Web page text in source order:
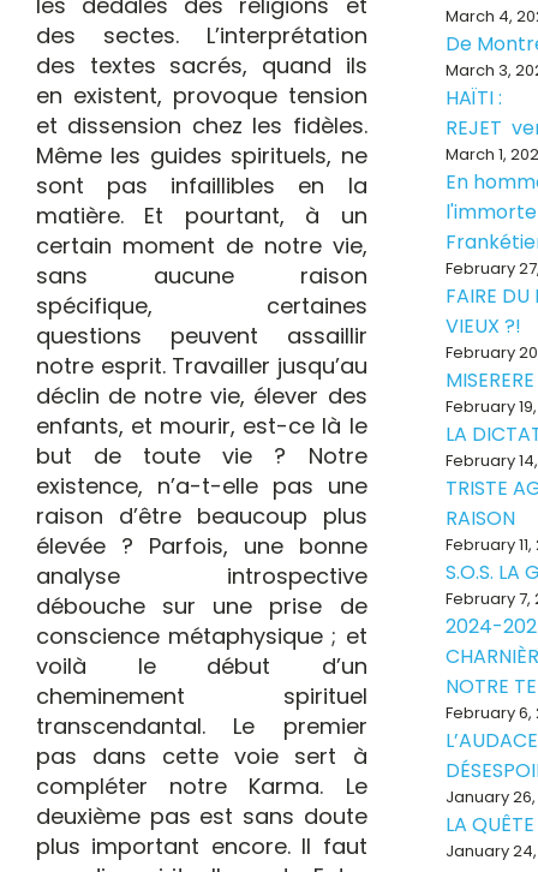
des sectes. L’interprétation
des textes sacrés, quand ils
en existent, provoque tension
et dissension chez les fidèles.
Même les guides spirituels, ne
sont pas infaillibles en la
matière. Et pourtant, à un
certain moment de notre vie,
sans aucune raison
spécifique, certaines
questions peuvent assaillir
notre esprit. Travailler jusqu’au
déclin de notre vie, élever des
enfants, et mourir, est-ce là le
but de toute vie ? Notre
existence, n’a-t-elle pas une
raison d’être beaucoup plus
élevée ? Parfois, une bonne
analyse introspective
débouche sur une prise de
conscience métaphysique ; et
voilà le début d’un
cheminement spirituel
transcendantal. Le premier
pas dans cette voie sert à
compléter notre Karma. Le
deuxième pas est sans doute
plus important encore. Il faut
March 4,
De
March 3,
HAÏTI :
REJET
March 1,
En
February
FAIRE DU
VIEUX ?!
February
February
LA
February
TRISTE
RAISON
February
S.O.S. LA
February 7,
2024-
NOTRE
February 6,
January
LA
January